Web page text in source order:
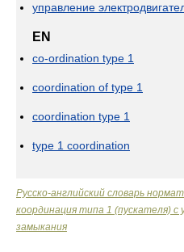
управление
EN
co-ordination type 1
coordination of type 1
coordination type 1
type 1 coordination
Русско-английский словарь
координация типа 1 (пускателя)
замыкания